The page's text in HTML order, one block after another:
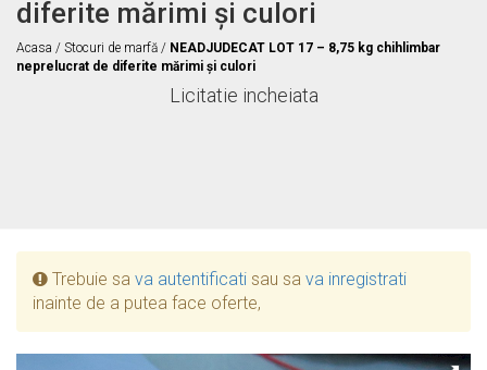
diferite mărimi și culori
Acasa / Stocuri de marfă / NEADJUDECAT LOT 17 – 8,75 kg chihlimbar
neprelucrat de diferite mărimi și culori
Licitatie incheiata
Trebuie sa va autentificati sau sa va inregistrati
inainte de a putea face oferte,